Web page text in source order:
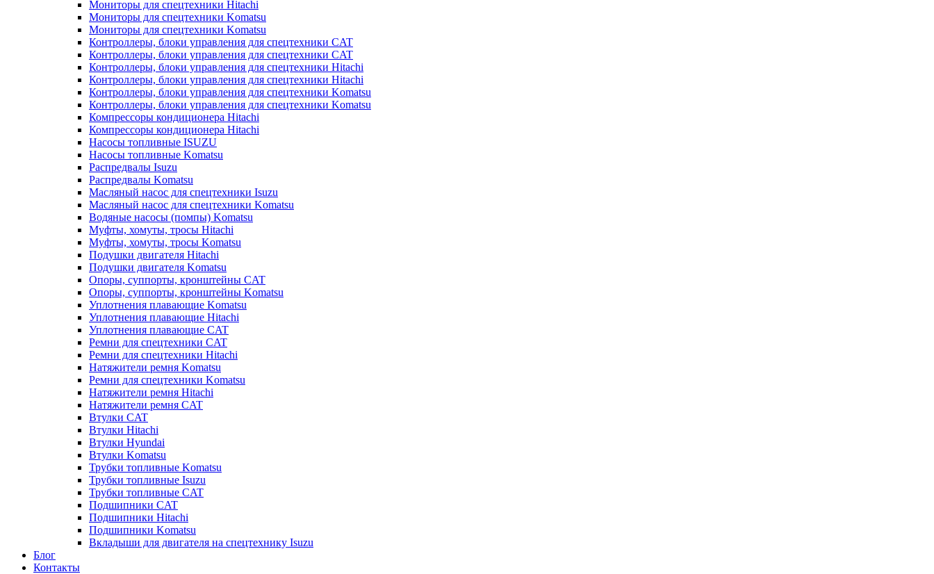
Мониторы для спецтехники Hitachi
Мониторы для спецтехники Komatsu
Мониторы для спецтехники Komatsu
Контроллеры, блоки управления для спецтехники CAT
Контроллеры, блоки управления для спецтехники CAT
Контроллеры, блоки управления для спецтехники Hitachi
Контроллеры, блоки управления для спецтехники Hitachi
Контроллеры, блоки управления для спецтехники Komatsu
Контроллеры, блоки управления для спецтехники Komatsu
Компрессоры кондиционера Hitachi
Компрессоры кондиционера Hitachi
Насосы топливные ISUZU
Насосы топливные Komatsu
Распредвалы Isuzu
Распредвалы Komatsu
Масляный насос для спецтехники Isuzu
Масляный насос для спецтехники Komatsu
Водяные насосы (помпы) Komatsu
Муфты, хомуты, тросы Hitachi
Муфты, хомуты, тросы Komatsu
Подушки двигателя Hitachi
Подушки двигателя Komatsu
Опоры, суппорты, кронштейны CAT
Опоры, суппорты, кронштейны Komatsu
Уплотнения плавающие Komatsu
Уплотнения плавающие Hitachi
Уплотнения плавающие CAT
Ремни для спецтехники CAT
Ремни для спецтехники Hitachi
Натяжители ремня Komatsu
Ремни для спецтехники Komatsu
Натяжители ремня Hitachi
Натяжители ремня CAT
Втулки CAT
Втулки Hitachi
Втулки Hyundai
Втулки Komatsu
Трубки топливные Komatsu
Трубки топливные Isuzu
Трубки топливные CAT
Подшипники CAT
Подшипники Hitachi
Подшипники Komatsu
Вкладыши для двигателя на спецтехнику Isuzu
Блог
Контакты